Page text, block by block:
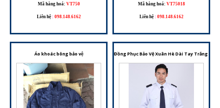
Mã hàng hoá: VT750
Liên hệ : 098.148.6162
Mã hàng hoá: VT75018
Liên hệ : 098.148.6162
Áo khoác bông bảo vệ Đồng Phục Bảo Vệ Xuân Hè Dài Tay Trắng –